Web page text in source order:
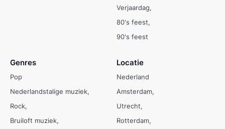
Verjaardag
80's feest
90's feest
Genres
Pop
Nederlandstalige muziek
Rock
Bruiloft muziek
Locatie
Nederland
Amsterdam
Utrecht
Rotterdam